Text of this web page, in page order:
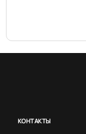
КОНТАКТЫ